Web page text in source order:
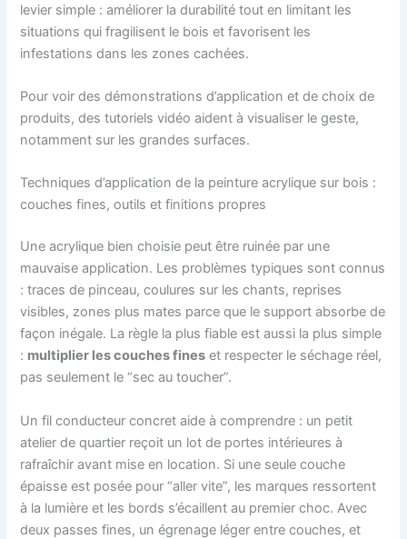
levier simple : améliorer la durabilité tout en limitant les
situations qui fragilisent le bois et favorisent les
infestations dans les zones cachées.
Pour voir des démonstrations d’application et de choix de
produits, des tutoriels vidéo aident à visualiser le geste,
notamment sur les grandes surfaces.
Techniques d’application de la peinture acrylique sur bois :
couches fines, outils et finitions propres
Une acrylique bien choisie peut être ruinée par une
mauvaise application. Les problèmes typiques sont connus
: traces de pinceau, coulures sur les chants, reprises
visibles, zones plus mates parce que le support absorbe de
façon inégale. La règle la plus fiable est aussi la plus simple
: multiplier les couches fines et respecter le séchage réel,
pas seulement le “sec au toucher”.
Un fil conducteur concret aide à comprendre : un petit
atelier de quartier reçoit un lot de portes intérieures à
rafraîchir avant mise en location. Si une seule couche
épaisse est posée pour “aller vite”, les marques ressortent
à la lumière et les bords s’écaillent au premier choc. Avec
deux passes fines, un égrenage léger entre couches, et